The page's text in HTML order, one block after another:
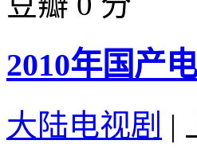
2010年国产
大陆电视剧 |